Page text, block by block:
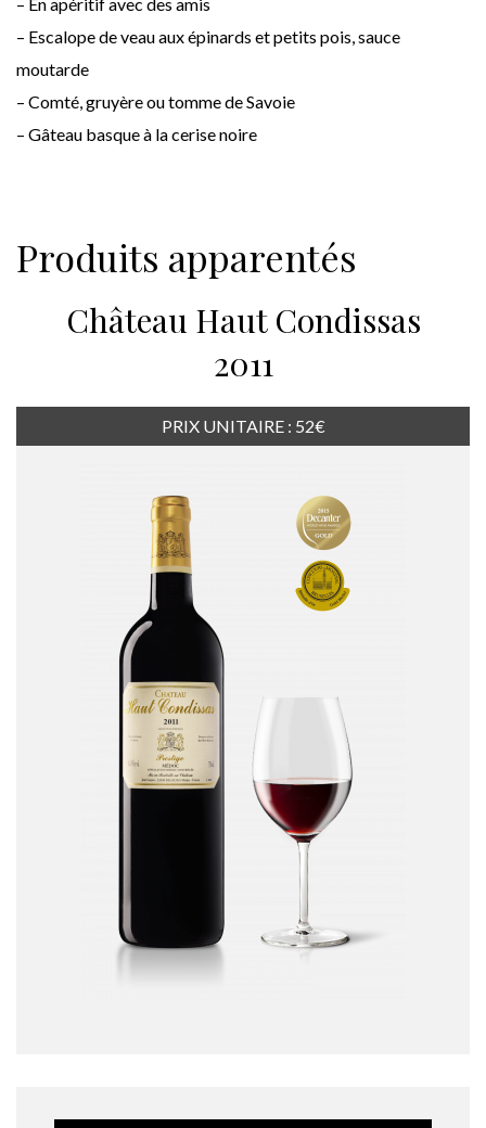
– Escalope de veau aux épinards et petits pois, sauce
moutarde
– Comté, gruyère ou tomme de Savoie
– Gâteau basque à la cerise noire
Produits apparentés
Château Haut Condissas
2011
PRIX UNITAIRE : 52€